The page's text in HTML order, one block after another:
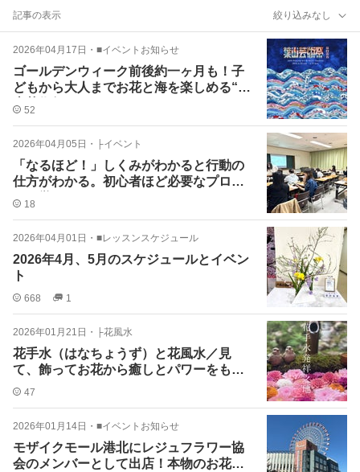
記事の表示 絞り込みなし
2026年04月17日 ・ ■イベントお知らせ
ゴールデンウィーク前後約一ヶ月も！子
どもから大人までお花と海を楽しめる“葉
山芸術祭”
52
2026年04月05日 ・ ├イベント
「なるほど！」しくみがわかると行動の
仕方がわかる。初心者ほど必要なプロか
らの学び
18
2026年04月01日 ・ ■レッスンスケジュール
2026年4月、5月のスケジュールとイベン
ト
668 1
2026年01月21日 ・ ├花風水
花手水（はなちょうず）と花風水／見
て、飾ってお花から癒しとパワーをもら
おう！
47
2026年01月14日 ・ ■イベントお知らせ
モザイクモール港北にレジュフラワー協
会のメンバーとして出店！本物のお花で